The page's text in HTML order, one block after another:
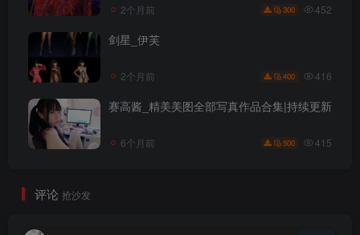
2个月前 300 452
剑星_伊芙
2个月前 400 416
赛高酱_精美美图全部写真作品合集|持续更新
6个月前 500 415
评论 抢沙发